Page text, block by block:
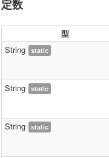
定数
型
String static
String static
String static